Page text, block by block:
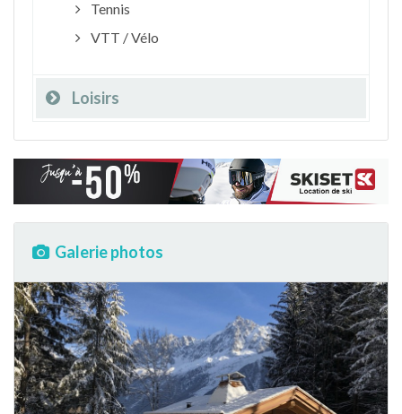
Tennis
VTT / Vélo
Loisirs
Galerie photos